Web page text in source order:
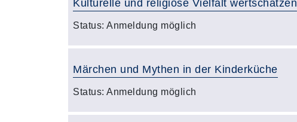
Kulturelle und religiöse Vielfalt wertschätzen
Status: Anmeldung möglich
Märchen und Mythen in der Kinderküche
Status: Anmeldung möglich